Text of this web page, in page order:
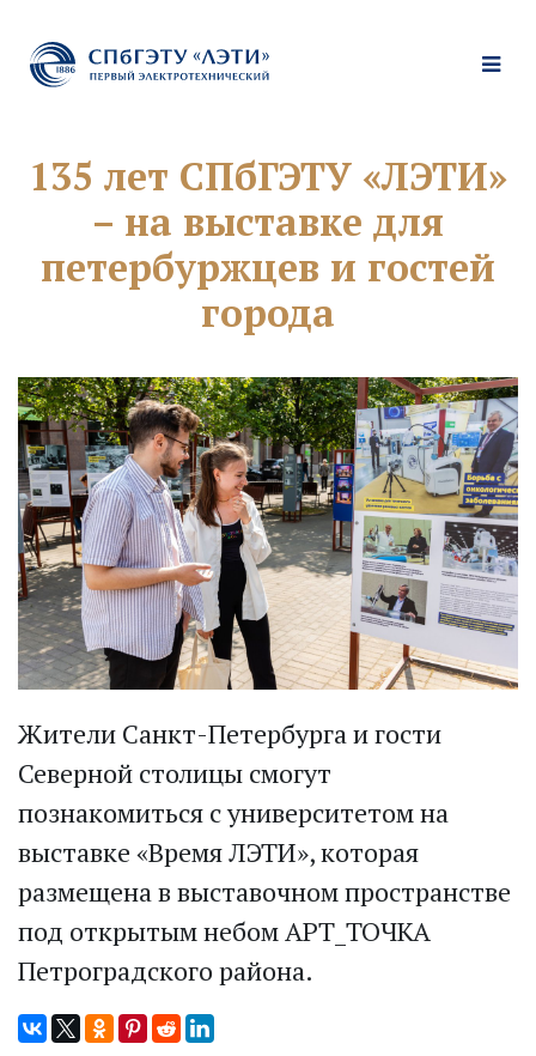
135 лет СПбГЭТУ «ЛЭТИ»
– на выставке для
петербуржцев и гостей
города
Жители Санкт-Петербурга и гости
Северной столицы смогут
познакомиться с университетом на
выставке «Время ЛЭТИ», которая
размещена в выставочном пространстве
под открытым небом АРТ_ТОЧКА
Петроградского района.